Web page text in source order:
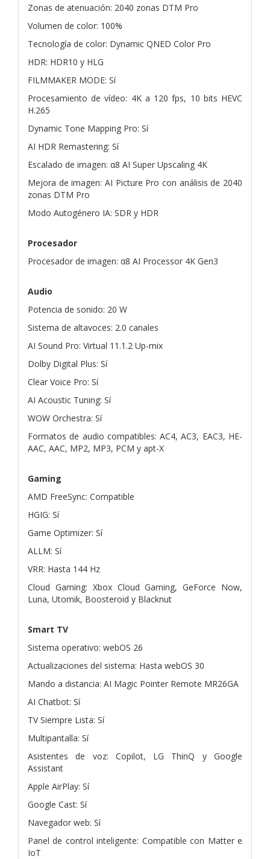
Zonas de atenuación: 2040 zonas DTM Pro
Volumen de color: 100%
Tecnología de color: Dynamic QNED Color Pro
HDR: HDR10 y HLG
FILMMAKER MODE: Sí
Procesamiento de vídeo: 4K a 120 fps, 10 bits HEVC
H.265
Dynamic Tone Mapping Pro: Sí
AI HDR Remastering: Sí
Escalado de imagen: α8 AI Super Upscaling 4K
Mejora de imagen: AI Picture Pro con análisis de 2040
zonas DTM Pro
Modo Autogénero IA: SDR y HDR
Procesador
Procesador de imagen: α8 AI Processor 4K Gen3
Audio
Potencia de sonido: 20 W
Sistema de altavoces: 2.0 canales
AI Sound Pro: Virtual 11.1.2 Up-mix
Dolby Digital Plus: Sí
Clear Voice Pro: Sí
AI Acoustic Tuning: Sí
WOW Orchestra: Sí
Formatos de audio compatibles: AC4, AC3, EAC3, HE-
AAC, AAC, MP2, MP3, PCM y apt-X
Gaming
AMD FreeSync: Compatible
HGIG: Sí
Game Optimizer: Sí
ALLM: Sí
VRR: Hasta 144 Hz
Cloud Gaming: Xbox Cloud Gaming, GeForce Now,
Luna, Utomik, Boosteroid y Blacknut
Smart TV
Sistema operativo: webOS 26
Actualizaciones del sistema: Hasta webOS 30
Mando a distancia: AI Magic Pointer Remote MR26GA
AI Chatbot: Sí
TV Siempre Lista: Sí
Multipantalla: Sí
Asistentes de voz: Copilot, LG ThinQ y Google
Assistant
Apple AirPlay: Sí
Google Cast: Sí
Navegador web: Sí
Panel de control inteligente: Compatible con Matter e
IoT